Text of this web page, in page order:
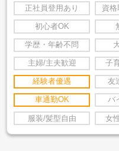
正社員登用あり 資格
初心者OK
学歴・年齢不問
主婦/主夫歓迎 子
経験者優遇 友
車通勤OK バ
服装/髪型自由 女